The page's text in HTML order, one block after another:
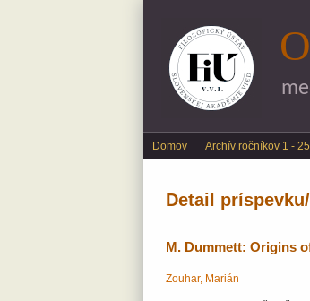
Main menu
Domov Archív ročníkov 1 -
Detail
M. Dummett: Origins
Zouhar, Marián